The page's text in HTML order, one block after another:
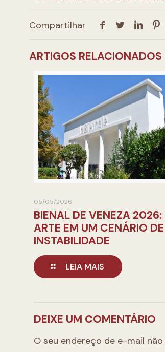
Compartilhar
ARTIGOS RELACIONADOS
05/05/2026
BIENAL DE VENEZA 2026:
ARTE EM UM CENÁRIO DE
INSTABILIDADE
LEIA MAIS
DEIXE UM COMENTÁRIO
O seu endereço de e-mail